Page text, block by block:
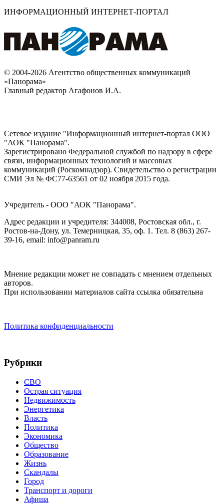
ИНФОРМАЦИОННЫЙ ИНТЕРНЕТ-ПОРТАЛ
© 2004-2026 Агентство общественных коммуникаций
«Панорама»
Главный редактор Агафонов И.А.
Сетевое издание "Информационный интернет-портал ООО
"АОК "Панорама".
Зарегистрировано Федеральной службой по надзору в сфере
связи, информационных технологий и массовых
коммуникаций (Роскомнадзор). Cвидетельство о регистрации
СМИ Эл № ФС77-63561 от 02 ноября 2015 года.
Учредитель - ООО "АОК "Панорама".
Адрес редакции и учредителя: 344008, Ростовская обл., г.
Ростов-на-Дону, ул. Темерницкая, 35, оф. 1. Тел. 8 (863) 267-
39-16, email: info@panram.ru
Мнение редакции может не совпадать с мнением отдельных
авторов.
При использовании материалов сайта ссылка обязательна
Политика конфиденциальности
Рубрики
СВО
Острая ситуация
Недвижимость
Энергетика
Власть
Политика
Экономика
Общество
Образование
Жизнь
Скандалы
Город
Транспорт и дороги
Афиша